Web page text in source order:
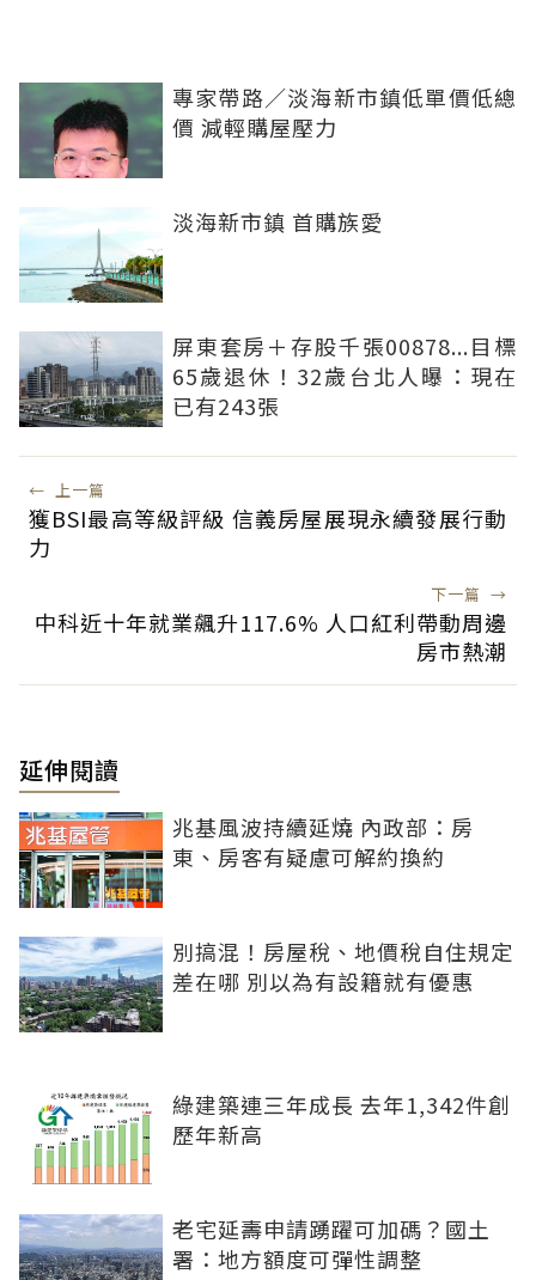
專家帶路／淡海新市鎮低單價低總
價 減輕購屋壓力
淡海新市鎮 首購族愛
屏東套房＋存股千張00878...目標
65歲退休！32歲台北人曝：現在
已有243張
← 上一篇
獲BSI最高等級評級 信義房屋展現永續發展行動
力
下一篇 →
中科近十年就業飆升117.6% 人口紅利帶動周邊
房市熱潮
延伸閱讀
兆基風波持續延燒 內政部：房
東、房客有疑慮可解約換約
別搞混！房屋稅、地價稅自住規定
差在哪 別以為有設籍就有優惠
綠建築連三年成長 去年1,342件創
歷年新高
老宅延壽申請踴躍可加碼？國土
署：地方額度可彈性調整